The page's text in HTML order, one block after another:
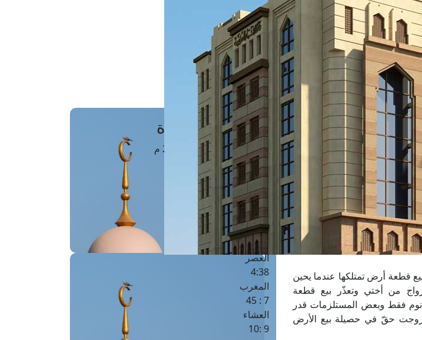
قطعة أرض تمتلكها عندما يحين
من أختي وتعذّر بيع قطعة
نوم فقط وبعض المستلزمات قدر
تزوجت حقّ في حصيلة بيع الأرض
حجز موعد
الفتوى الهاتفية
مَواقِيتُ الصَّـــلاة
القاهرة · 06 أغسطس 2026 م
الفجر
4 :40
الشروق
6 :17
الظهر
العصر
4:38
المغرب
7 : 45
العشاء
9 :10